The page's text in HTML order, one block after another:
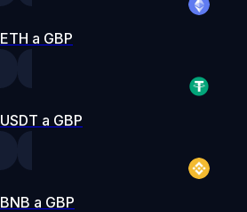
ETH a GBP
USDT a GBP
BNB a GBP